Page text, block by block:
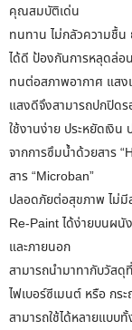
คุณสมบัติเด่น
ทนทาน ไม่กลัวความชื้น
ได้ดี ป้องกันการหลุดล่อ
ทนต่อสภาพอากาศ แส
แสงดีจึงสามารถปกปิด
ใช้งานง่าย ประหยัดเงิน
จากการซึมน้ำด้วยสาร
สาร “Microban”
ปลอดภัยต่อสุขภาพ ไม่มี
Re-Paint ได้ง่ายบนผนั
และภายนอก
สามารถนำมาทากับวัสดุ
ไฟเบอร์ซีเมนต์ หรือ กระ
สามารถใช้ได้หลายแบบ